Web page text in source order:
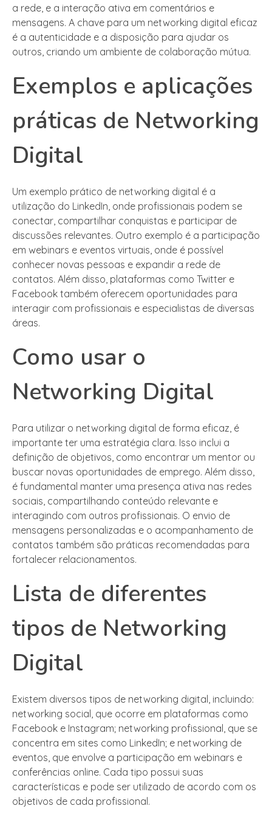
a rede, e a interação ativa em comentários e
mensagens. A chave para um networking digital eficaz
é a autenticidade e a disposição para ajudar os
outros, criando um ambiente de colaboração mútua.
Exemplos e aplicações
práticas de Networking
Digital
Um exemplo prático de networking digital é a
utilização do LinkedIn, onde profissionais podem se
conectar, compartilhar conquistas e participar de
discussões relevantes. Outro exemplo é a participação
em webinars e eventos virtuais, onde é possível
conhecer novas pessoas e expandir a rede de
contatos. Além disso, plataformas como Twitter e
Facebook também oferecem oportunidades para
interagir com profissionais e especialistas de diversas
áreas.
Como usar o
Networking Digital
Para utilizar o networking digital de forma eficaz, é
importante ter uma estratégia clara. Isso inclui a
definição de objetivos, como encontrar um mentor ou
buscar novas oportunidades de emprego. Além disso,
é fundamental manter uma presença ativa nas redes
sociais, compartilhando conteúdo relevante e
interagindo com outros profissionais. O envio de
mensagens personalizadas e o acompanhamento de
contatos também são práticas recomendadas para
fortalecer relacionamentos.
Lista de diferentes
tipos de Networking
Digital
Existem diversos tipos de networking digital, incluindo:
networking social, que ocorre em plataformas como
Facebook e Instagram; networking profissional, que se
concentra em sites como LinkedIn; e networking de
eventos, que envolve a participação em webinars e
conferências online. Cada tipo possui suas
características e pode ser utilizado de acordo com os
objetivos de cada profissional.